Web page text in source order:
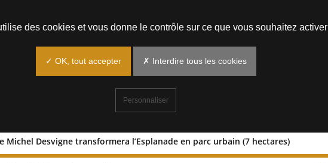
Michel Desvigne transformera l’Esplanade en parc urbain (7 hectares)
de Michel Desvigne transformera
des cookies et vous donne le contrôle sur ce que vous souhaitez activer
✓ OK, tout accepter ✗ Interdire tous les cookies
Personnaliser